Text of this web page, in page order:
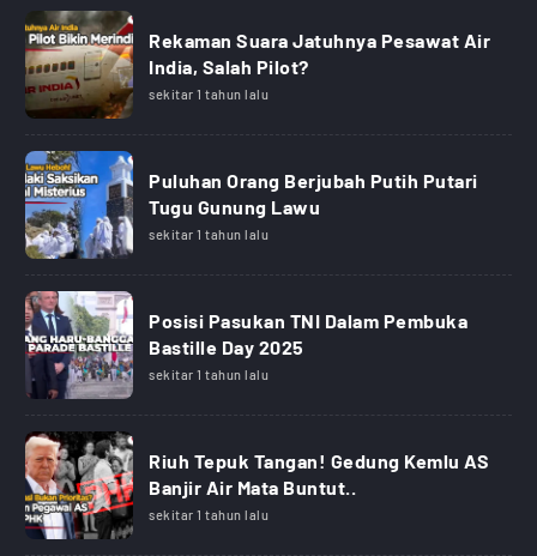
Rekaman Suara Jatuhnya Pesawat Air
India, Salah Pilot?
sekitar 1 tahun lalu
Puluhan Orang Berjubah Putih Putari
Tugu Gunung Lawu
sekitar 1 tahun lalu
Posisi Pasukan TNI Dalam Pembuka
Bastille Day 2025
sekitar 1 tahun lalu
Riuh Tepuk Tangan! Gedung Kemlu AS
Banjir Air Mata Buntut..
sekitar 1 tahun lalu